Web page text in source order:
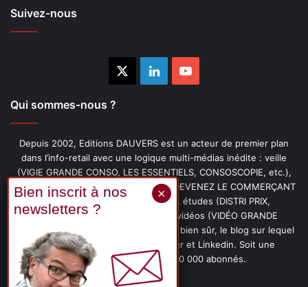
Suivez-nous
LinkedinYouTube
Qui sommes-nous ?
Depuis 2002, Editions DAUVERS est un acteur de premier plan
dans l’info-retail avec une logique multi-médias inédite : veille
(VIGIE GRANDE CONSO, LES ESSENTIELS, CONSOSCOPIE, etc.),
livres (PENSER-CLIENT, IMAGE-PRIX, DEVENEZ LE COMMERÇANT
PRÉFÉRÉ DE VOS CLIENTS, etc.), études (DISTRI PRIX,
PROMOFLASH, DRIVE INSIGHTS), vidéos (VIDÉO GRANDE
CONSO), podcasts (CAFÉ CONSO) et, bien sûr, le blog sur lequel
vous êtes, ainsi que les fils Twitter et Linkedin. Soit une
communauté de plus de 150 000 abonnés.